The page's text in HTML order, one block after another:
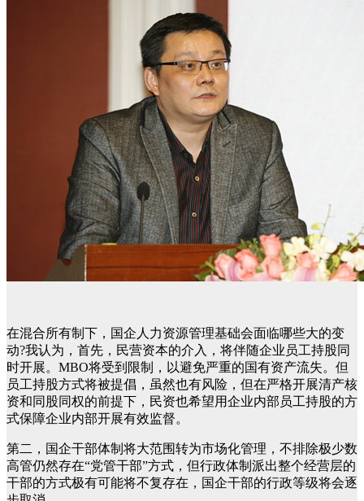
在混合所有制下，国企人力资源管理基础会面临哪些大的变
动?我认为，首先，民营资本的介入，将伴随企业员工持股同
时开展。MBO将受到限制，以避免严重的国有资产流失。但
员工持股方式将被提倡，虽然也有风险，但在严格开展清产核
资和同股同权的前提下，民资也希望用企业内部员工持股的方
式保障企业内部开展有效监督。
第二，国企干部体制将大范围转为市场化管理，不排除极少数
高管仍然存在“党管干部”方式，但行政体制派出整个经营层的
干部的方式极有可能将不复存在，国企干部的行政等级将会逐